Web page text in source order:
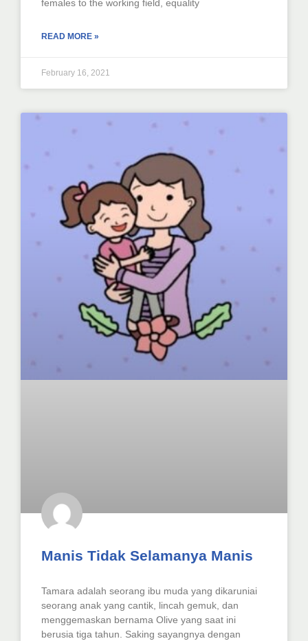
females to the working field, equality
READ MORE »
February 16, 2021
Manis Tidak Selamanya Manis
Tamara adalah seorang ibu muda yang dikaruniai
seorang anak yang cantik, lincah gemuk, dan
menggemaskan bernama Olive yang saat ini
berusia tiga tahun. Saking sayangnya dengan